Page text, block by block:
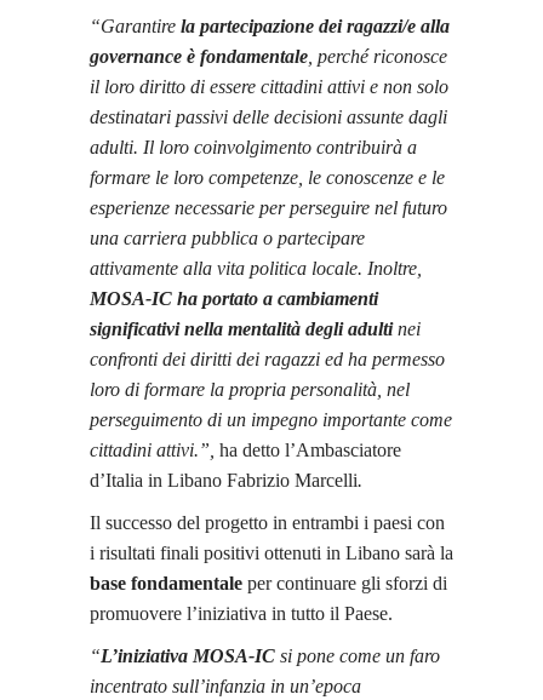
“Garantire la partecipazione dei ragazzi/e alla
governance è fondamentale , perché riconosce
il loro diritto di essere cittadini attivi e non solo
destinatari passivi delle decisioni assunte dagli
adulti. Il loro coinvolgimento contribuirà a
formare le loro competenze, le conoscenze e le
esperienze necessarie per perseguire nel futuro
una carriera pubblica o partecipare
attivamente alla vita politica locale. Inoltre,
MOSA-IC ha portato a cambiamenti
significativi nella mentalità degli adultinei
confronti dei diritti dei ragazzi ed ha permesso
loro di formare la propria personalità, nel
perseguimento di un impegno importante come
cittadini attivi.”, ha detto l’Ambasciatore
d’Italia in Libano Fabrizio Marcelli.
Il successo del progetto in entrambi i paesi con
i risultati finali positivi ottenuti in Libano sarà la
base fondamentale per continuare gli sforzi di
promuovere l’iniziativa in tutto il Paese.
“L’iniziativa MOSA-IC si pone come un faro
incentrato sull’infanzia in un’epoca